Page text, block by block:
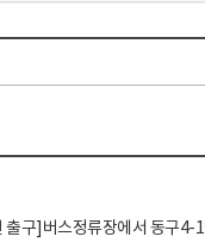
구]버스정류장에서 동구